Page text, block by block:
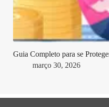
Guia Completo para se
março 30, 2026